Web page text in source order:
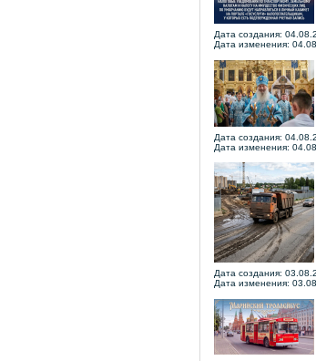
Дата создания:
Дата изменения:
Дата создания:
Дата изменения:
Дата создания:
Дата изменения: